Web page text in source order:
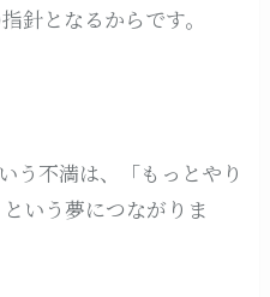
針となるからです。
う不満は、「もっとやり
いう夢につながりま